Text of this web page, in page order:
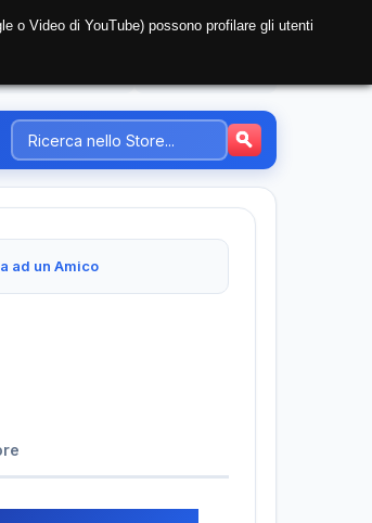
ad un Amico
o Video di YouTube) possono profilare gli utenti